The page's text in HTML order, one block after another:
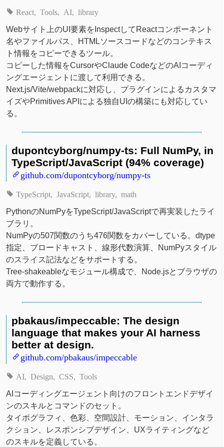
React Tools AI library
Webサイト上のUI要素をInspectしてReactコンポーネント
名やファイルパス、HTMLソースコードなどのコンテキス
ト情報をコピーできるツール。
コピーした情報をCursorやClaude CodeなどのAIコーディ
ングエージェントに渡して利用できる。
Next.js/Vite/webpackに対応し、プラグインによるカスタマ
イズやPrimitives APIによる独自UIの構築にも対応してい
る。
dupontcyborg/numpy-ts: Full NumPy, in
TypeScript/JavaScript (94% coverage)
github.com/dupontcyborg/numpy-ts
TypeScript JavaScript library math
PythonのNumPyをTypeScript/JavaScriptで再実装したライ
ブラリ。
NumPyの507関数のうち476関数をカバーしている。dtype
指定、ブロードキャスト、線形代数演算、NumPyスタイル
のスライス記法などをサポートする。
Tree-shakeableなモジュール構成で、Node.jsとブラウザの
両方で動作する。
pbakaus/impeccable: The design
language that makes your AI harness
better at design.
github.com/pbakaus/impeccable
AI Design CSS Tools
AIコーディングエージェント向けのフロントエンドデザイ
ンのスキルとコマンドのセット。
タイポグラフィ、色彩、空間設計、モーション、インタラ
クション、レスポンシブデザイン、UXライティングなど
のスキルを定義している。